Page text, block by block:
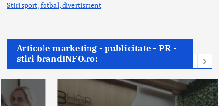
Stiri sport, fotbal,divertisment
Articole marketing - publicitate - PR -
stiri brandINFO.ro: